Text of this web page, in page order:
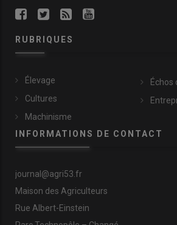
RUBRIQUES
Élevage
Cultures
Machinisme
Échos
INFORMATIONS DE CONTACT
journal@agri53.fr
Maison des Agriculteurs
Rue Albert-Einstein